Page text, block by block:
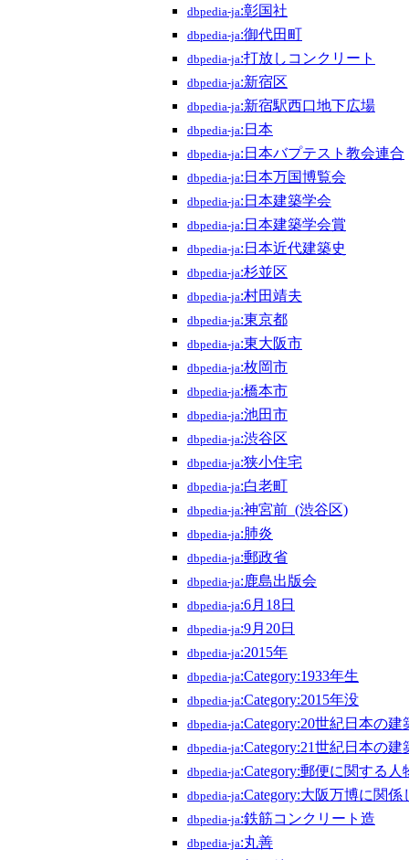
dbpedia-ja:彰国社
dbpedia-ja:御代田町
dbpedia-ja:打放しコンクリート
dbpedia-ja:新宿区
dbpedia-ja:新宿駅西口地下広場
dbpedia-ja:日本
dbpedia-ja:日本バプテスト教会連合
dbpedia-ja:日本万国博覧会
dbpedia-ja:日本建築学会
dbpedia-ja:日本建築学会賞
dbpedia-ja:日本近代建築史
dbpedia-ja:杉並区
dbpedia-ja:村田靖夫
dbpedia-ja:東京都
dbpedia-ja:東大阪市
dbpedia-ja:枚岡市
dbpedia-ja:橋本市
dbpedia-ja:池田市
dbpedia-ja:渋谷区
dbpedia-ja:狭小住宅
dbpedia-ja:白老町
dbpedia-ja:神宮前_(渋谷区)
dbpedia-ja:肺炎
dbpedia-ja:郵政省
dbpedia-ja:鹿島出版会
dbpedia-ja:6月18日
dbpedia-ja:9月20日
dbpedia-ja:2015年
dbpedia-ja:Category:1933年生
dbpedia-ja:Category:2015年没
dbpedia-ja:Category:20世紀日本の建
dbpedia-ja:Category:21世紀日本の建
dbpedia-ja:Category:郵便に関する人
dbpedia-ja:Category:大阪万博に関係
dbpedia-ja:鉄筋コンクリート造
dbpedia-ja:丸善